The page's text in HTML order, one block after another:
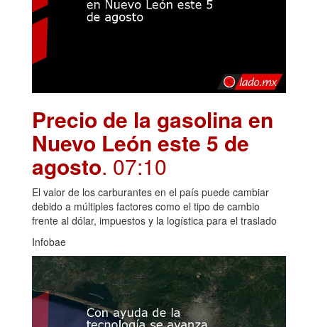
Precio de la gasolina en
Nuevo León este 5 de
agosto. 07:10
El valor de los carburantes en el país puede cambiar
debido a múltiples factores como el tipo de cambio
frente al dólar, impuestos y la logística para el traslado
Infobae